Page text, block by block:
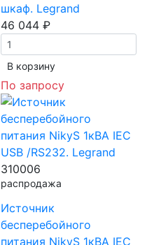
шкаф. Legrand
46 044 ₽
В корзинy
По запросу
310006
распродажа
Источник
бесперебойного
питания NikyS 1кBA IEC